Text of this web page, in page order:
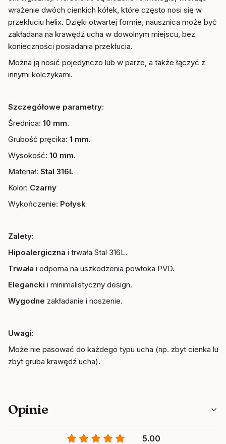
wrażenie dwóch cienkich kółek, które często nosi się w
przekłuciu helix. Dzięki otwartej formie, nausznica może być
zakładana na krawędź ucha w dowolnym miejscu, bez
konieczności posiadania przekłucia.
Można ją nosić pojedynczo lub w parze, a także łączyć z
innymi kolczykami.
Szczegółowe parametry:
Średnica: 10 mm.
Grubość pręcika: 1 mm.
Wysokość: 10 mm.
Materiał: Stal 316L
Kolor: Czarny
Wykończenie: Połysk
Zalety:
Hipoalergiczna i trwała Stal 316L.
Trwała i odporna na uszkodzenia powłoka PVD.
Elegancki i minimalistyczny design.
Wygodne zakładanie i noszenie.
Uwagi:
Może nie pasować do każdego typu ucha (np. zbyt cienka lub
zbyt gruba krawędź ucha).
Opinie
5.00